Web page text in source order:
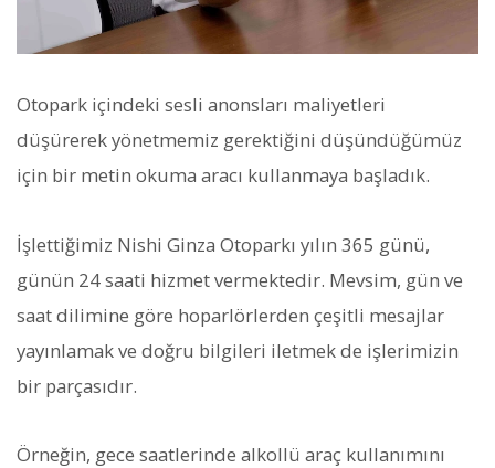
Otopark içindeki sesli anonsları maliyetleri
düşürerek yönetmemiz gerektiğini düşündüğümüz
için bir metin okuma aracı kullanmaya başladık.
İşlettiğimiz Nishi Ginza Otoparkı yılın 365 günü,
günün 24 saati hizmet vermektedir. Mevsim, gün ve
saat dilimine göre hoparlörlerden çeşitli mesajlar
yayınlamak ve doğru bilgileri iletmek de işlerimizin
bir parçasıdır.
Örneğin, gece saatlerinde alkollü araç kullanımını